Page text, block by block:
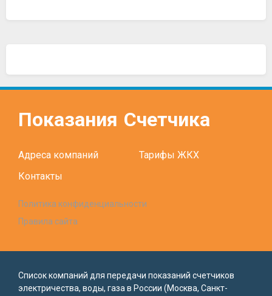
Показания Счетчика
Адреса компаний
Тарифы ЖКХ
Контакты
Политика конфиденциальности
Правила сайта
Список компаний для передачи показаний счетчиков
электричества, воды, газа в России (Москва, Санкт-